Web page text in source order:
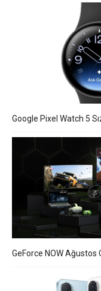
Google Pixel Watch 5
GeForce NOW Ağustos